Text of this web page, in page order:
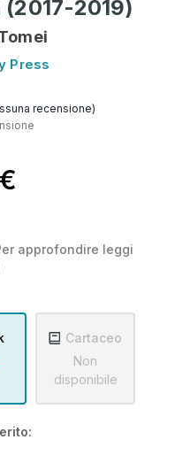
(2017-2019)
Press
recensione)
approfondire leggi
Cartaceo
Non
disponibile